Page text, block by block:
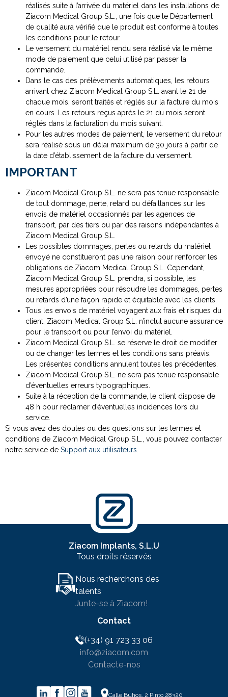
réalisés suite à l’arrivée du matériel dans les installations de
Ziacom Medical Group S.L., une fois que le Département
de qualité aura vérifié que le produit est conforme à toutes
les conditions pour le retour.
Le versement du matériel rendu sera réalisé via le même
mode de paiement que celui utilisé par passer la
commande.
Dans le cas des prélèvements automatiques, les retours
arrivant chez Ziacom Medical Group S.L. avant le 21 de
chaque mois, seront traités et réglés sur la facture du mois
en cours. Les retours reçus après le 21 du mois seront
réglés dans la facturation du mois suivant.
Pour les autres modes de paiement, le versement du retour
sera réalisé sous un délai maximum de 30 jours à partir de
la date d’établissement de la facture du versement.
IMPORTANT
Ziacom Medical Group S.L. ne sera pas tenue responsable
de tout dommage, perte, retard ou défaillances sur les
envois de matériel occasionnés par les agences de
transport, par des tiers ou par des raisons indépendantes à
Ziacom Medical Group S.L.
Les possibles dommages, pertes ou retards du matériel
envoyé ne constitueront pas une raison pour renforcer les
obligations de Ziacom Medical Group S.L. Cependant,
Ziacom Medical Group S.L. prendra, si possible, les
mesures appropriées pour résoudre les dommages, pertes
ou retards d’une façon rapide et équitable avec les clients.
Tous les envois de matériel voyagent aux frais et risques du
client. Ziacom Medical Group S.L. n’inclut aucune assurance
pour le transport ou pour l’envoi du matériel.
Ziacom Medical Group S.L. se réserve le droit de modifier
ou de changer les termes et les conditions sans préavis.
Les présentes conditions annulent toutes les précédentes.
Ziacom Medical Group S.L. ne sera pas tenue responsable
d’éventuelles erreurs typographiques.
Suite à la réception de la commande, le client dispose de
48 h pour réclamer d’éventuelles incidences lors du
service.
Si vous avez des doutes ou des questions sur les termes et
conditions de Ziacom Medical Group S.L., vous pouvez contacter
notre service de Support aux utilisateurs.
Contact
(+34) 91 723 33 06
info@ziacom.com
Contacte-nos
Ziacom Implants, S.L.U
Tous droits réservés
Nous recherchons des
talents
Junte-se à Ziacom!
Calle Búhos, 2 Pinto 28320